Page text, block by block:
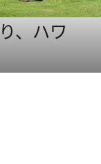
、ハワ